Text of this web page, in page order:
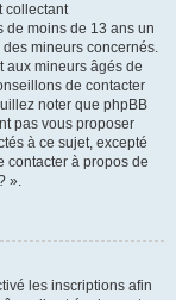
collectant
de moins de 13 ans un
mineurs concernés.
aux mineurs âgés de
de contacter
noter que phpBB
pas vous proposer
à ce sujet, excepté
contacter à propos de
».
les inscriptions afin